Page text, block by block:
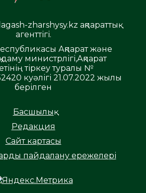
zharshysy.kz ақпараттық
агенттігі.
Ақпарат және
министрлігі,Ақпарат
тіркеу туралы №
куәлігі 21.07.2022 жылы
берілген
Басшылық
Редакция
Сайт картасы
пайдалану ережелері